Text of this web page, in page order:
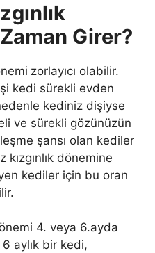
Girer?
zorlayıcı olabilir.
kedi sürekli evden
kediniz dişiyse
ve sürekli gözünüzün
şansı olan kediler
dönemine
kediler için bu oran
4. veya 6.ayda
aylık bir kedi,